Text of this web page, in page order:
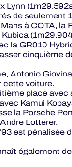
Lynn
de seulement
à COTA, la
la GR010
cinquième
Antonio
cette voiture.
place avec
Kamui
la Porsche
Lotterer.
est pénalisée
également